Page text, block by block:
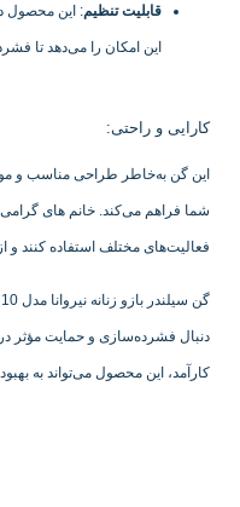
قابلیت تنظیم: این محصول
این امکان را می‌دهد تا
کارایی و راحتی:
این گن به‌خاطر طراحی مناسب و
شما فراهم می‌کند. خانم های
فعالیت‌های مختلف استفاده کنند و
دنبال فشرده‌سازی و حمایت مؤثر در
کارآمد، این محصول می‌تواند به